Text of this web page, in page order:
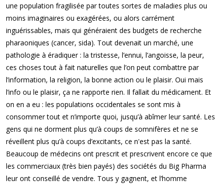
une population fragilisée par toutes sortes de maladies plus ou
moins imaginaires ou exagérées, ou alors carrément
inguérissables, mais qui généraient des budgets de recherche
pharaoniques (cancer, sida). Tout devenait un marché, une
pathologie à éradiquer : la tristesse, l’ennui, l’angoisse, la peur,
ces choses tout à fait naturelles que l’on peut combattre par
l’information, la religion, la bonne action ou le plaisir. Oui mais
l’info ou le plaisir, ça ne rapporte rien. Il fallait du médicament. Et
on en a eu : les populations occidentales se sont mis à
consommer tout et n’importe quoi, jusqu’à abîmer leur santé. Les
gens qui ne dorment plus qu’à coups de somnifères et ne se
réveillent plus qu’à coups d’excitants, ce n'est pas la santé.
Beaucoup de médecins ont prescrit et prescrivent encore ce que
les commerciaux (très bien payés) des sociétés du Big Pharma
leur ont conseillé de vendre. Tous y gagnent, et l’homme